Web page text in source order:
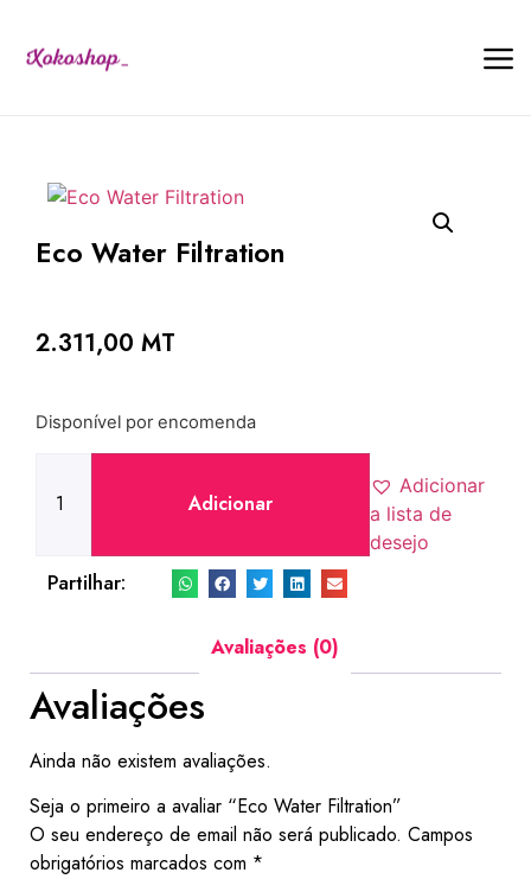
Eco Water Filtration
2.311,00 MT
Disponível por encomenda
Adicionar
Adicionar
a lista de
desejo
Partilhar:
Avaliações (0)
Avaliações
Ainda não existem avaliações.
Seja o primeiro a avaliar “Eco Water Filtration”
O seu endereço de email não será publicado. Campos
obrigatórios marcados com *